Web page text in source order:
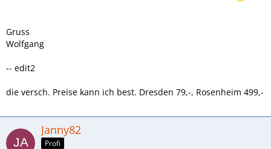
Gruss
Wolfgang
-- edit2
die versch. Preise kann ich best. Dresden 79,-, Rosenheim 499,-
Janny82
Profi